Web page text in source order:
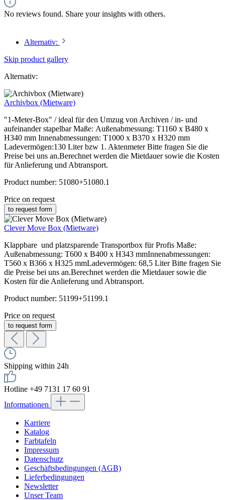
No reviews found. Share your insights with others.
Alternativ:
Skip product gallery
Alternativ:
Archivbox (Mietware)
"1-Meter-Box" / ideal für den Umzug von Archiven / in- und
aufeinander stapelbar Maße: Außenabmessung: T1160 x B480 x
H340 mm Innenabmessungen: T1000 x B370 x H320 mm
Ladevermögen:130 Liter bzw 1. Aktenmeter Bitte fragen Sie die
Preise bei uns an.Berechnet werden die Mietdauer sowie die Kosten
für Anlieferung und Abtransport.
Product number: 51080+51080.1
Price on request
to request form
Clever Move Box (Mietware)
Klappbare und platzsparende Transportbox für Profis Maße:
Außenabmessung: T600 x B400 x H343 mmInnenabmessungen:
T560 x B366 x H325 mmLadevermögen: 68,5 Liter Bitte fragen Sie
die Preise bei uns an.Berechnet werden die Mietdauer sowie die
Kosten für die Anlieferung und Abtransport.
Product number: 51199+51199.1
Price on request
to request form
Shipping within 24h
Hotline +49 7131 17 60 91
Informationen
Karriere
Katalog
Farbtafeln
Impressum
Datenschutz
Geschäftsbedingungen (AGB)
Lieferbedingungen
Newsletter
Unser Team